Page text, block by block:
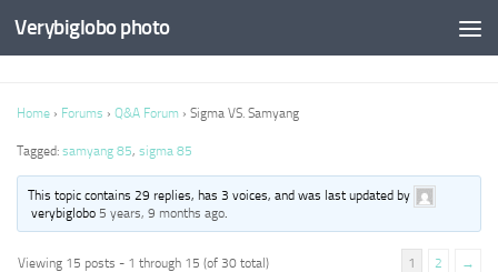
Verybiglobo photo
Home › Forums › Q&A Forum › Sigma VS. Samyang
Tagged: samyang 85, sigma 85
This topic contains 29 replies, has 3 voices, and was last updated by
verybiglobo 5 years, 9 months ago.
Viewing 15 posts - 1 through 15 (of 30 total) 1 2 →